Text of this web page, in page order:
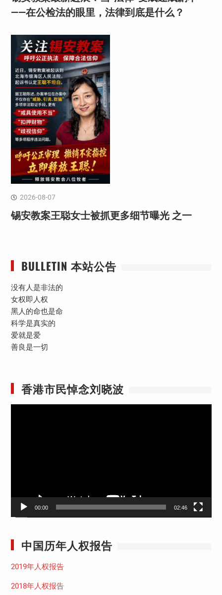
——在公检法的眼里，法律到底是什么？
2026-08-07
锡安教案王聪女士被抓更多细节曝光 之一
BULLETIN 本站公告
没有人是非法的
女权即人权
黑人的命也是命
科学是真实的
爱就是爱
善良是一切
香港市民悼念刘晓波
00:00 02:46
中国历年人权报告
2019年人权报告
2018年人权报告